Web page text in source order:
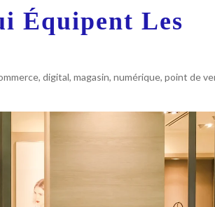
Équipent Les
, digital, magasin, numérique, point de